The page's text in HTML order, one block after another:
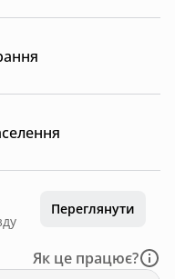
Переглянути
Як це працює?